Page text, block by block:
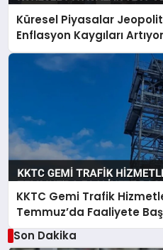
Küresel Piyasalar
Enflasyon Kaygıları Artıyor
KKTC Gemi Trafik
Temmuz’da Faaliyete
Son Dakika